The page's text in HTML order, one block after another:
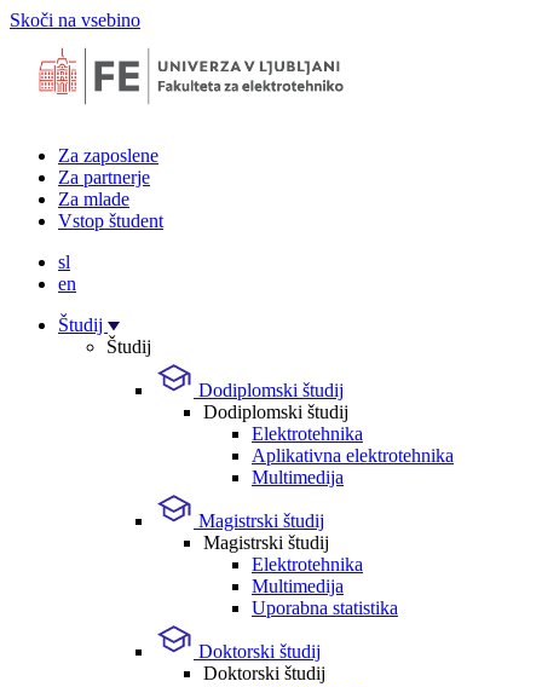
Skoči na vsebino
Za zaposlene
Za partnerje
Za mlade
Vstop študent
sl
en
Študij
Študij
Dodiplomski študij
Dodiplomski študij
Elektrotehnika
Aplikativna elektrotehnika
Multimedija
Magistrski študij
Magistrski študij
Elektrotehnika
Multimedija
Uporabna statistika
Doktorski študij
Doktorski študij